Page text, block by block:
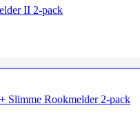
II 2-pack
Slimme Rookmelder 2-pack